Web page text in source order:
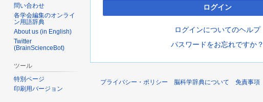
動
ログイン
ログインについてのヘルプ
パスワードをお忘れですか？
問い合わせ
各学会編集のオンライ
ン用語辞典
About us (in English)
Twitter
(BrainScienceBot)
ツール
特別ページ
印刷用バージョン
プライバシー・ポリシー 脳科学辞典について 免責事項